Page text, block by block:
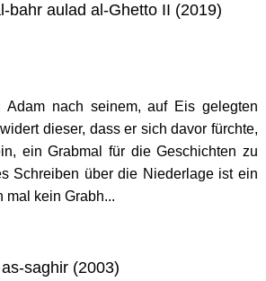
bahr aulad al-Ghetto II (2019)
nach seinem, auf Eis gelegten
dieser, dass er sich davor fürchte,
ein Grabmal für die Geschichten zu
Schreiben über die Niederlage ist ein
mal kein Grabh...
saghir (2003)